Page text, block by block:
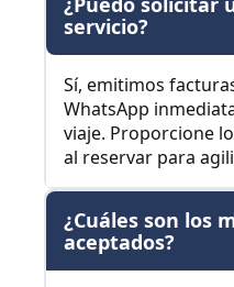
servicio?
Sí, emitimos
WhatsApp
viaje. Proporcione
al reservar para
¿Cuáles son los
aceptados?